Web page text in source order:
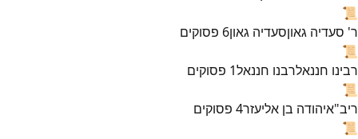
📜
ר' סעדיה גאוןסעדיה גאון6 פסוקים
📜
רבינו חננאלרבנו חננאל1 פסוקים
📜
ריב"איהודה בן אליעזר4 פסוקים
📜